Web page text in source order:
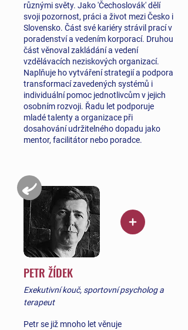
různými světy. Jako 'Čechoslovák' dělí
svoji pozornost, práci a život mezi Česko i
Slovensko. Část své kariéry strávil prací v
poradenství a vedením korporací. Druhou
část věnoval zakládání a vedení
vzdělávacích neziskových organizací.
Naplňuje ho vytváření strategií a podpora
transformací zavedených systémů i
individuální pomoc jednotlivcům v jejich
osobním rozvoji. Řadu let podporuje
mladé talenty a organizace při
dosahování udržitelného dopadu jako
mentor, facilitátor nebo poradce.
PETR ŽÍDEK
Exekutivní kouč, sportovní psycholog a
terapeut
Petr se již mnoho let věnuje